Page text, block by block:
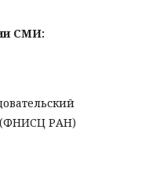
СМИ:
(ФНИСЦ РАН)